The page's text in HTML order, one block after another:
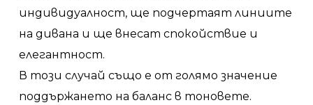
индивидуалност, ще подчертаят линиите
на дивана и ще внесат спокойствие и
елегантност.
В този случай също е от голямо значение
поддържането на баланс в тоновете.